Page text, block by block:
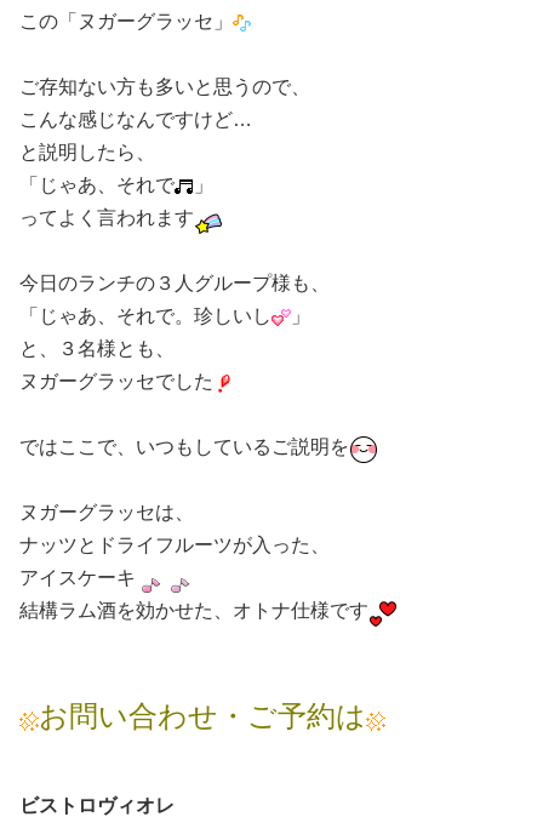
この「ヌガーグラッセ」
ご存知ない方も多いと思うので、
こんな感じなんですけど…
と説明したら、
「じゃあ、それで
」
ってよく言われます
今日のランチの３人グループ様も、
「じゃあ、それで。珍しいし
」
と、３名様とも、
ヌガーグラッセでした
ではここで、いつもしているご説明を
ヌガーグラッセは、
ナッツとドライフルーツが入った、
アイスケーキ
結構ラム酒を効かせた、オトナ仕様です
お問い合わせ・ご予約は
ビストロヴィオレ